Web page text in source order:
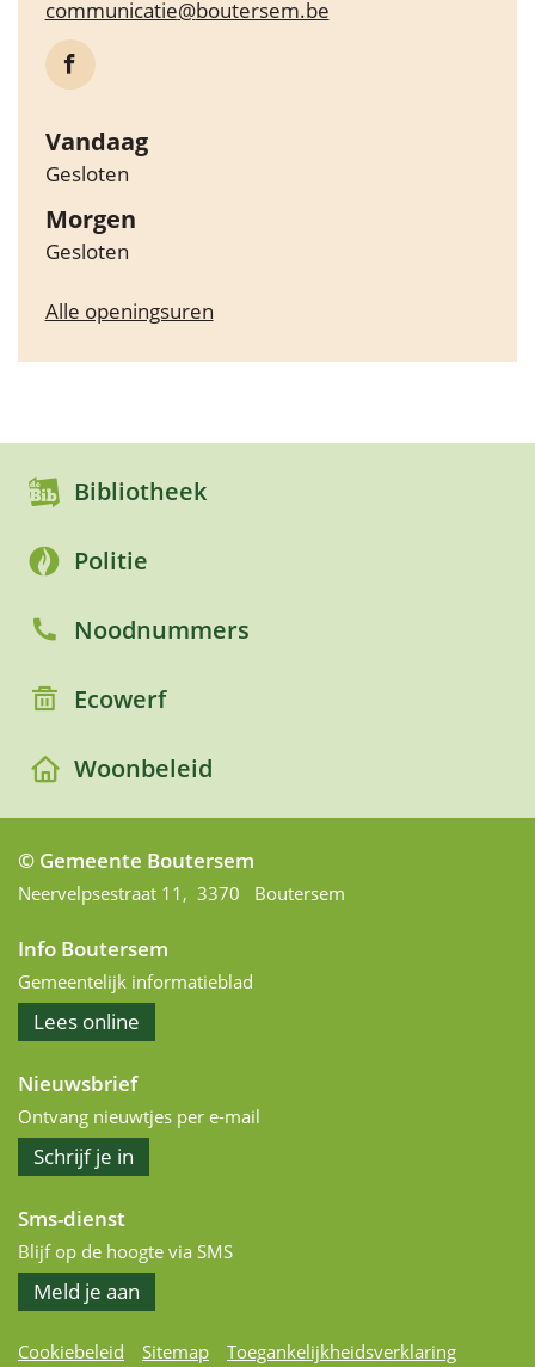
E-
mail
communicatie@boutersem.be
Facebook
Communicatie
Vandaag
Gesloten
Morgen
Gesloten
Alle openingsurenCommunicatie
Bibliotheek
Politie
Noodnummers
Ecowerf
Woonbeleid
© Gemeente Boutersem
Adres
Neervelpsestraat 11 , 3370 Boutersem
Info Boutersem
Gemeentelijk informatieblad
Lees het
informatieblad
online
Nieuwsbrief
Ontvang nieuwtjes per e-mail
Schrijf je in
de
Sms-dienst
Blijf op de hoogte via SMS
Meld je aan
Cookiebeleid Sitemap
Toegankelijkheidsverklaring